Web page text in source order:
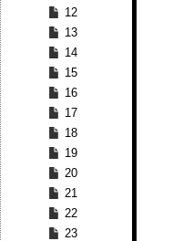
12
13
14
15
16
17
18
19
20
21
22
23